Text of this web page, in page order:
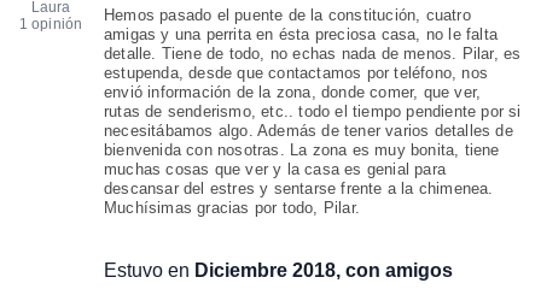
Laura
1 opinión
Hemos pasado el puente de la constitución, cuatro
amigas y una perrita en ésta preciosa casa, no le falta
detalle. Tiene de todo, no echas nada de menos. Pilar, es
estupenda, desde que contactamos por teléfono, nos
envió información de la zona, donde comer, que ver,
rutas de senderismo, etc.. todo el tiempo pendiente por si
necesitábamos algo. Además de tener varios detalles de
bienvenida con nosotras. La zona es muy bonita, tiene
muchas cosas que ver y la casa es genial para
descansar del estres y sentarse frente a la chimenea.
Muchísimas gracias por todo, Pilar.
Estuvo en Diciembre 2018, con amigos